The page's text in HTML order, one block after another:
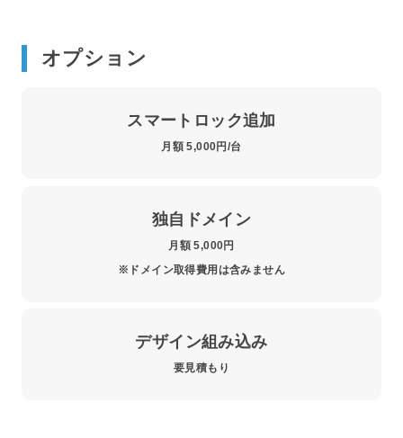
オプション
スマートロック追加
月額 5,000円/台
独自ドメイン
月額 5,000円
※ドメイン取得費用は含みません
デザイン組み込み
要見積もり